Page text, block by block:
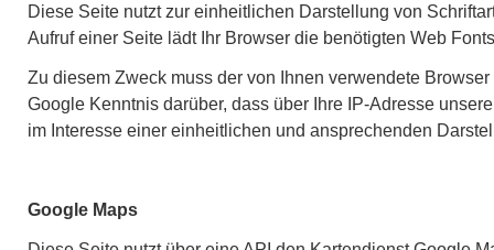
Diese Seite nutzt zur einheitlichen Darstellung von
Aufruf einer Seite lädt Ihr Browser die benötigten Web
Zu diesem Zweck muss der von Ihnen verwendete
Google Kenntnis darüber, dass über Ihre IP-Adresse
im Interesse einer einheitlichen und ansprechenden
Google Maps